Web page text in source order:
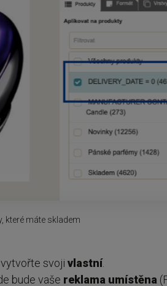
které máte skladem
vytvořte svojivlastní.
bude vaše reklama umístěna